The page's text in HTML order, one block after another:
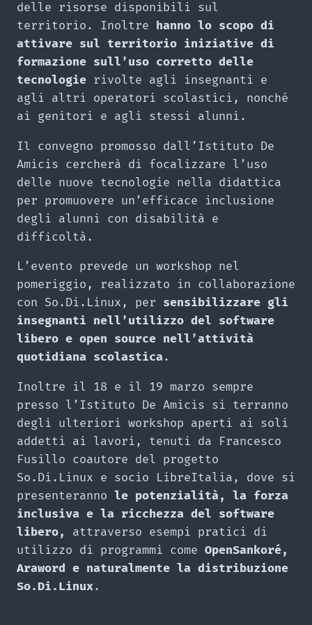
delle risorse disponibili sul
territorio. Inoltre hanno lo scopo di
attivare sul territorio iniziative di
formazione sull’uso corretto delle
tecnologie rivolte agli insegnanti e
agli altri operatori scolastici, nonché
ai genitori e agli stessi alunni.
Il convegno promosso dall’Istituto De
Amicis cercherà di focalizzare l’uso
delle nuove tecnologie nella didattica
per promuovere un’efficace inclusione
degli alunni con disabilità e
difficoltà.
L’evento prevede un workshop nel
pomeriggio, realizzato in collaborazione
con So.Di.Linux, per sensibilizzare gli
insegnanti nell’utilizzo del software
libero e open source nell’attività
quotidiana scolastica.
Inoltre il 18 e il 19 marzo sempre
presso l’Istituto De Amicis si terranno
degli ulteriori workshop aperti ai soli
addetti ai lavori, tenuti da Francesco
Fusillo coautore del progetto
So.Di.Linux e socio LibreItalia, dove si
presenteranno le potenzialità, la forza
inclusiva e la ricchezza del software
libero, attraverso esempi pratici di
utilizzo di programmi come OpenSankoré,
Araword e naturalmente la distribuzione
So.Di.Linux.